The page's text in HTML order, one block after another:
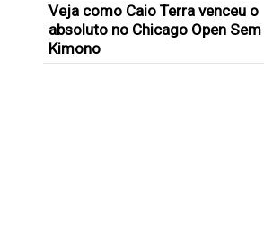
Veja como Caio Terra venceu o
absoluto no Chicago Open Sem
Kimono